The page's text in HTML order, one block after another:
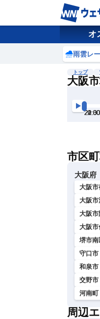
オ
雨雲レ
トップ
大阪
20:00
20:30
21:00
21:30
22:00
22:30
市区
大阪府
大阪市
大阪市
大阪市
大阪市
堺市南
守口市
和泉市
交野市
河南町
周辺